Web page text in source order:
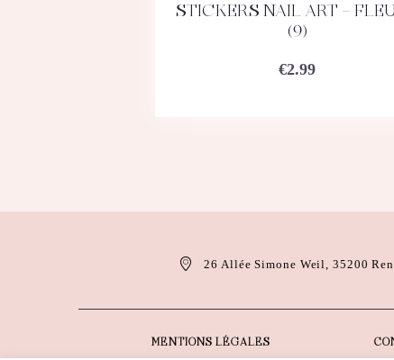
ACHETEZ
STICKERS NAIL ART –
(9)
€2.99
26 Allée Simone Weil, 35200
MENTIONS LÉGALES